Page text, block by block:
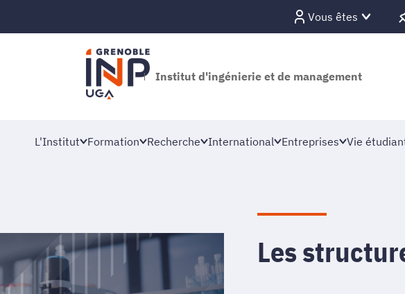
Vous êtes
Institut d'ingénierie et de management
L'Institut Formation Recherche International Entreprises Vie
Les